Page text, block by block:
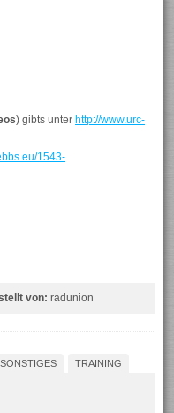
) gibts unterhttp://www.urc-
1543-
von: radunion
SONSTIGES TRAINING